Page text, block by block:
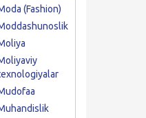
(Fashion)